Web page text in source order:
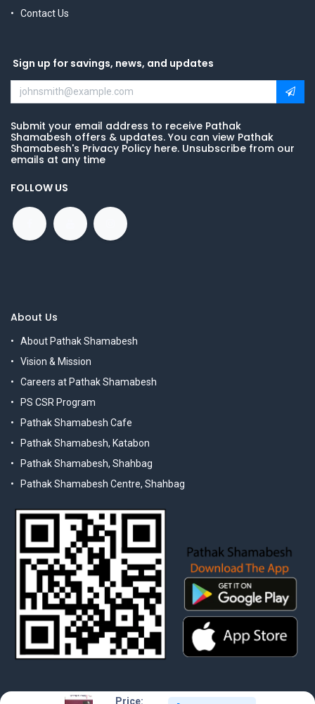
Price:
Contact Us
Sign up for savings, news, and updates
Submit your email address to receive Pathak
Shamabesh offers & updates. You can view Pathak
Shamabesh's Privacy Policy here. Unsubscribe from our
emails at any time
FOLLOW US
About Us
About Pathak Shamabesh
Vision & Mission
Careers at Pathak Shamabesh
PS CSR Program
Pathak Shamabesh Cafe
Pathak Shamabesh, Katabon
Pathak Shamabesh, Shahbag
Pathak Shamabesh Centre, Shahbag